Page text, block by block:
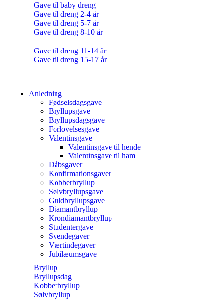
Gave til baby dreng
Gave til dreng 2-4 år
Gave til dreng 5-7 år
Gave til dreng 8-10 år
Gave til dreng 11-14 år
Gave til dreng 15-17 år
Anledning
Fødselsdagsgave
Bryllupsgave
Bryllupsdagsgave
Forlovelsesgave
Valentinsgave
Valentinsgave til hende
Valentinsgave til ham
Dåbsgaver
Konfirmationsgaver
Kobberbryllup
Sølvbryllupsgave
Guldbryllupsgave
Diamantbryllup
Krondiamantbryllup
Studentergave
Svendegaver
Værtindegaver
Jubilæumsgave
Bryllup
Bryllupsdag
Kobberbryllup
Sølvbryllup